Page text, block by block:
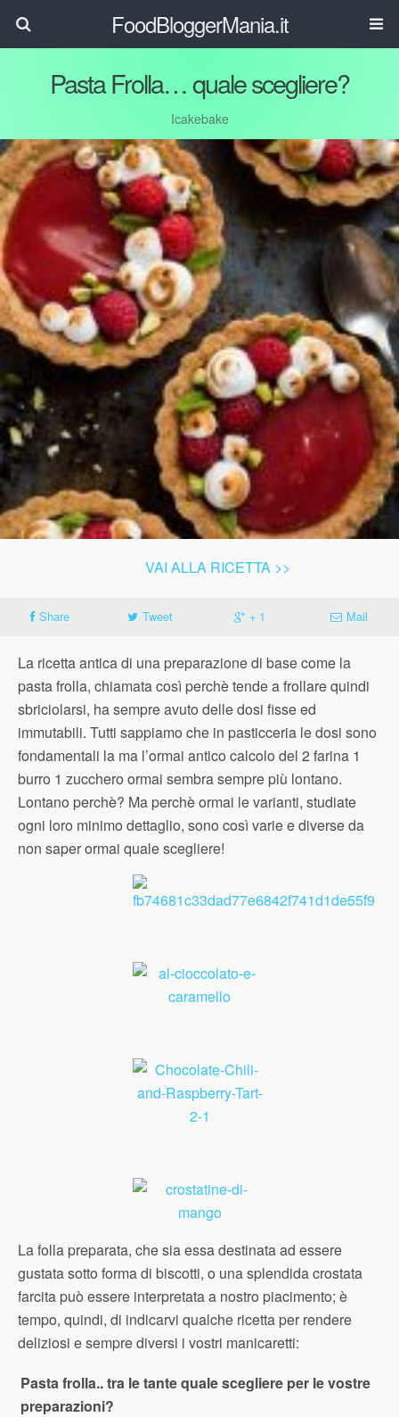
FoodBloggerMania.it
Pasta Frolla… quale scegliere?
Icakebake
VAI ALLA RICETTA >>
Share Tweet + 1 Mail
La ricetta antica di una preparazione di base come la
pasta frolla, chiamata così perchè tende a frollare quindi
sbriciolarsi, ha sempre avuto delle dosi fisse ed
immutabili. Tutti sappiamo che in pasticceria le dosi sono
fondamentali la ma l’ormai antico calcolo del 2 farina 1
burro 1 zucchero ormai sembra sempre più lontano.
Lontano perchè? Ma perchè ormai le varianti, studiate
ogni loro minimo dettaglio, sono così varie e diverse da
non saper ormai quale scegliere!
La folla preparata, che sia essa destinata ad essere
gustata sotto forma di biscotti, o una splendida crostata
farcita può essere interpretata a nostro piacimento; è
tempo, quindi, di indicarvi qualche ricetta per rendere
deliziosi e sempre diversi i vostri manicaretti:
Pasta frolla.. tra le tante quale scegliere per le vostre
preparazioni?